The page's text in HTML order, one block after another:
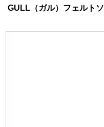
GULL（ガル）フェルト